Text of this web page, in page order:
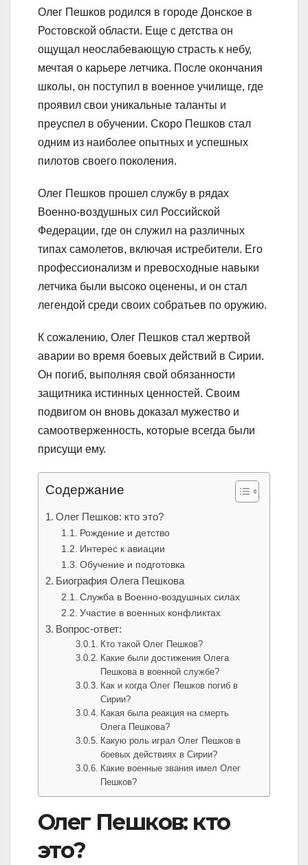
Олег Пешков родился в городе Донское в
Ростовской области. Еще с детства он
ощущал неослабевающую страсть к небу,
мечтая о карьере летчика. После окончания
школы, он поступил в военное училище, где
проявил свои уникальные таланты и
преуспел в обучении. Скоро Пешков стал
одним из наиболее опытных и успешных
пилотов своего поколения.
Олег Пешков прошел службу в рядах
Военно-воздушных сил Российской
Федерации, где он служил на различных
типах самолетов, включая истребители. Его
профессионализм и превосходные навыки
летчика были высоко оценены, и он стал
легендой среди своих собратьев по оружию.
К сожалению, Олег Пешков стал жертвой
аварии во время боевых действий в Сирии.
Он погиб, выполняя свой обязанности
защитника истинных ценностей. Своим
подвигом он вновь доказал мужество и
самоотверженность, которые всегда были
присущи ему.
Содержание
Олег Пешков: кто это?
Рождение и детство
Интерес к авиации
Обучение и подготовка
Биография Олега Пешкова
Служба в Военно-воздушных силах
Участие в военных конфликтах
Вопрос-ответ:
Кто такой Олег Пешков?
Какие были достижения Олега
Пешкова в военной службе?
Как и когда Олег Пешков погиб в
Сирии?
Какая была реакция на смерть
Олега Пешкова?
Какую роль играл Олег Пешков в
боевых действиях в Сирии?
Какие военные звания имел Олег
Пешков?
Олег Пешков: кто
это?